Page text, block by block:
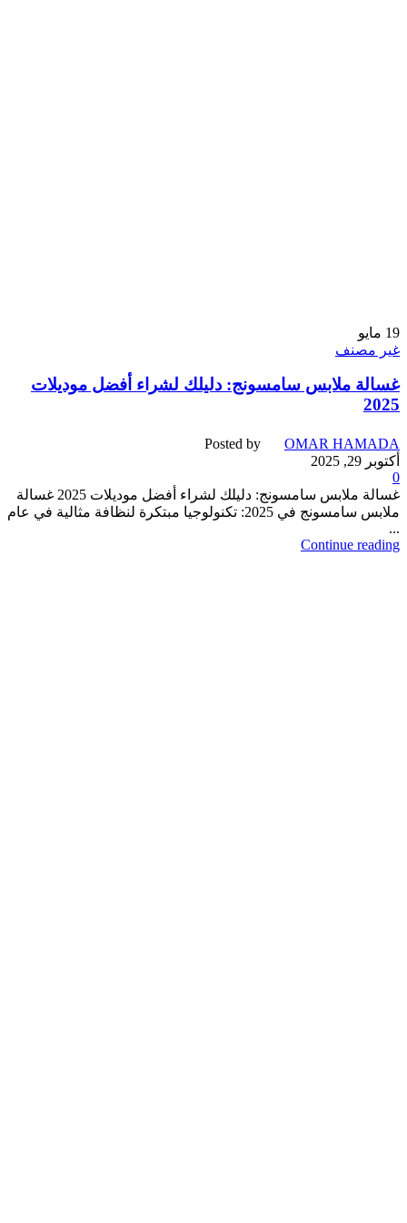
19 مايو
غير مصنف
غسالة ملابس سامسونج: دليلك لشراء أفضل موديلات
2025
Posted by
OMAR HAMADA
أكتوبر 29, 2025
0
غسالة ملابس سامسونج: دليلك لشراء أفضل موديلات 2025 غسالة
ملابس سامسونج في 2025: تكنولوجيا مبتكرة لنظافة مثالية في عام
...
Continue reading